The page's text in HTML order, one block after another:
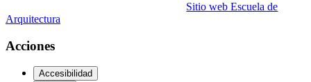
Sitio web Escuela de
Arquitectura
Acciones
Accesibilidad